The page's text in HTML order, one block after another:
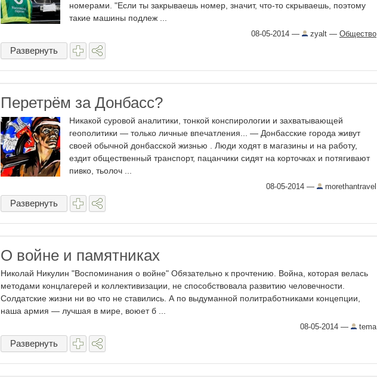
номерами. "Если ты закрываешь номер, значит, что-то скрываешь, поэтому
такие машины подлеж ...
08-05-2014 — zyalt — Общество
Развернуть
Перетрём за Донбасс?
Никакой суровой аналитики, тонкой конспирологии и захватывающей
геополитики — только личные впечатления... — Донбасские города живут
своей обычной донбасской жизнью . Люди ходят в магазины и на работу,
ездит общественный транспорт, пацанчики сидят на корточках и потягивают
пивко, тьолоч ...
08-05-2014 — morethantravel
Развернуть
О войне и памятниках
Николай Никулин "Воспоминания о войне" Обязательно к прочтению. Война, которая велась
методами концлагерей и коллективизации, не способствовала развитию человечности.
Солдатские жизни ни во что не ставились. А по выдуманной политработниками концепции,
наша армия — лучшая в мире, воюет б ...
08-05-2014 — tema
Развернуть